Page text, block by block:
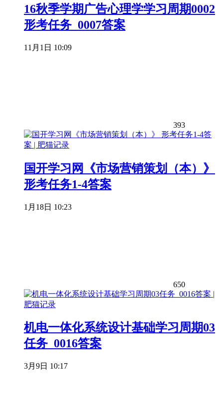
16秋季学期广告心理学学习周期0002
形考任务_0007答案
11月1日 10:09
393
国开学习网《市场营销策划（本）》
形考任务1-4答案
1月18日 10:23
650
机电一体化系统设计基础学习周期03
任务_0016答案
3月9日 10:17